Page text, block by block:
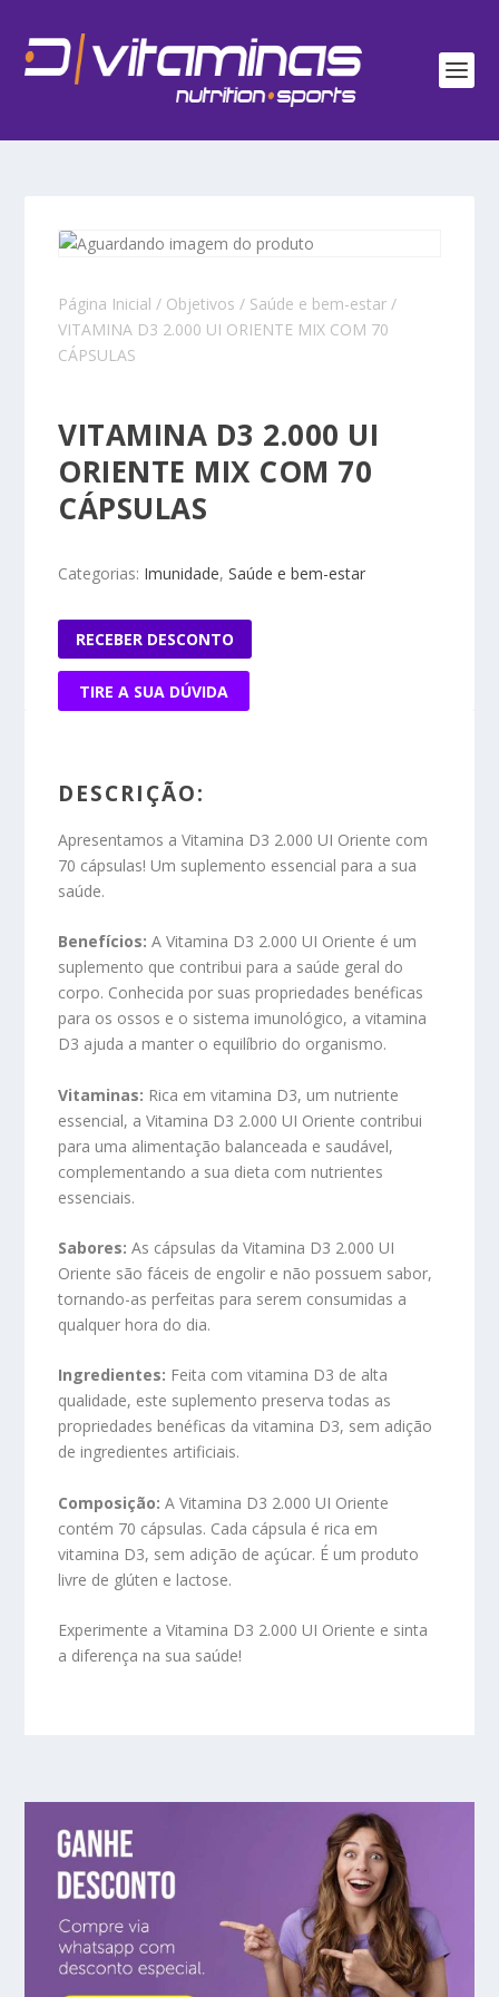
Página Inicial / Objetivos / Saúde e bem-estar /
VITAMINA D3 2.000 UI ORIENTE MIX COM 70
CÁPSULAS
VITAMINA D3 2.000 UI
ORIENTE MIX COM 70
CÁPSULAS
Categorias: Imunidade,Saúde e bem-estar
RECEBER DESCONTO
TIRE A SUA DÚVIDA
DESCRIÇÃO:
Apresentamos a Vitamina D3 2.000 UI Oriente com
70 cápsulas! Um suplemento essencial para a sua
saúde.
Benefícios: A Vitamina D3 2.000 UI Oriente é um
suplemento que contribui para a saúde geral do
corpo. Conhecida por suas propriedades benéficas
para os ossos e o sistema imunológico, a vitamina
D3 ajuda a manter o equilíbrio do organismo.
Vitaminas: Rica em vitamina D3, um nutriente
essencial, a Vitamina D3 2.000 UI Oriente contribui
para uma alimentação balanceada e saudável,
complementando a sua dieta com nutrientes
essenciais.
Sabores: As cápsulas da Vitamina D3 2.000 UI
Oriente são fáceis de engolir e não possuem sabor,
tornando-as perfeitas para serem consumidas a
qualquer hora do dia.
Ingredientes: Feita com vitamina D3 de alta
qualidade, este suplemento preserva todas as
propriedades benéficas da vitamina D3, sem adição
de ingredientes artificiais.
Composição: A Vitamina D3 2.000 UI Oriente
contém 70 cápsulas. Cada cápsula é rica em
vitamina D3, sem adição de açúcar. É um produto
livre de glúten e lactose.
Experimente a Vitamina D3 2.000 UI Oriente e sinta
a diferença na sua saúde!